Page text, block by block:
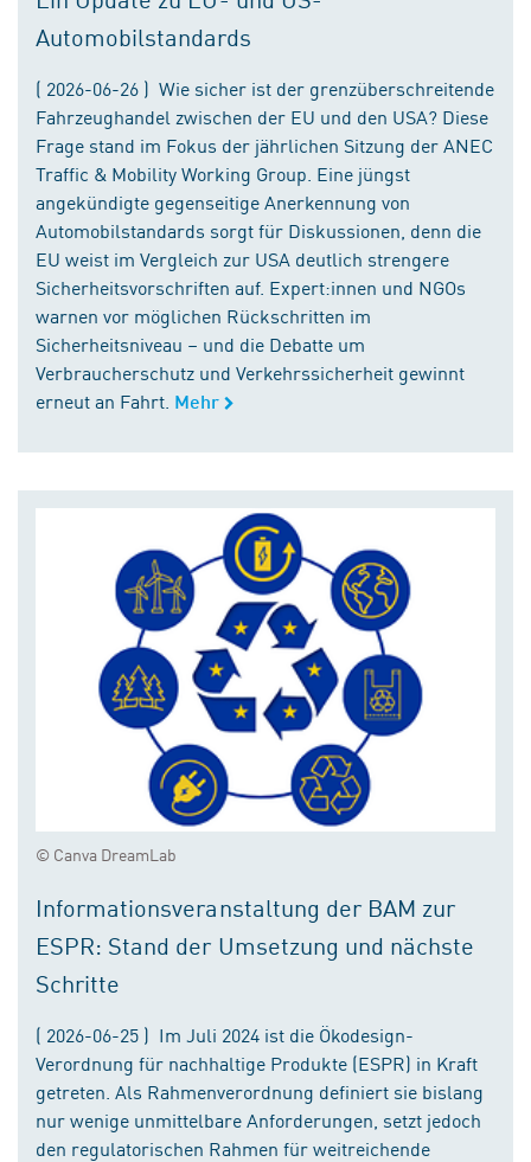
Automobilstandards
( 2026-06-26 ) Wie sicher ist der grenzüberschreitende
Fahrzeughandel zwischen der EU und den USA? Diese
Frage stand im Fokus der jährlichen Sitzung der ANEC
Traffic & Mobility Working Group. Eine jüngst
angekündigte gegenseitige Anerkennung von
Automobilstandards sorgt für Diskussionen, denn die
EU weist im Vergleich zur USA deutlich strengere
Sicherheitsvorschriften auf. Expert:innen und NGOs
warnen vor möglichen Rückschritten im
Sicherheitsniveau – und die Debatte um
Verbraucherschutz und Verkehrssicherheit gewinnt
erneut an Fahrt. Mehr
© Canva DreamLab
Informationsveranstaltung der BAM zur
ESPR: Stand der Umsetzung und nächste
Schritte
( 2026-06-25 ) Im Juli 2024 ist die Ökodesign-
Verordnung für nachhaltige Produkte (ESPR) in Kraft
getreten. Als Rahmenverordnung definiert sie bislang
nur wenige unmittelbare Anforderungen, setzt jedoch
den regulatorischen Rahmen für weitreichende